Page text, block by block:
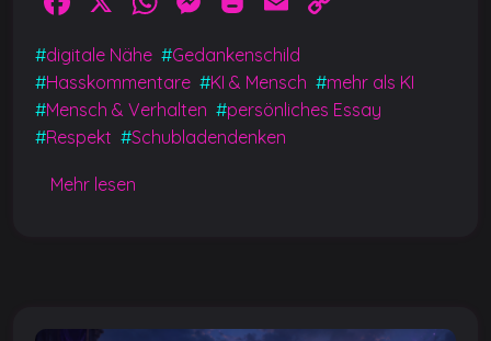
a
c
e
b
o
h
at
s
A
ss
e
n
g
g
er
m
ai
l
p
y
#digitale Nähe #Gedankenschild
#Hasskommentare #KI & Mensch #mehr als KI
#Mensch & Verhalten #persönliches Essay
#Respekt #Schubladendenken
Mehr lesen